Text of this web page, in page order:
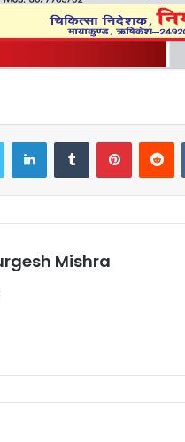
Twitter LinkedInTumblr Pinterest
Mishra